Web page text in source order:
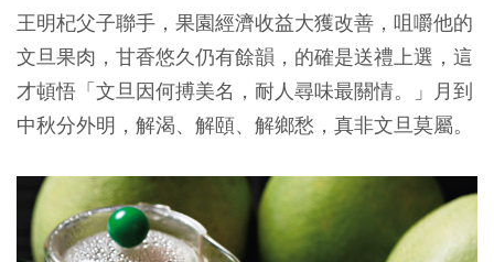
王明杞父子聯手，果園經濟收益大獲改善，咀嚼他的
文旦果肉，甘香悠久仍有餘韻，的確是送禮上選，這
才頓悟「文旦因何搏美名，耐人尋味最關情。」月到
中秋分外明，解渴、解頤、解鄉愁，真非文旦莫屬。